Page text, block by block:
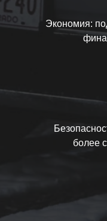
Экономия:
более